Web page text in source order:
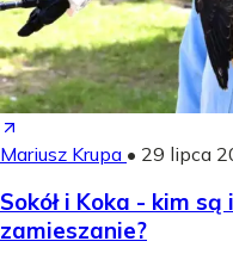
Mariusz Krupa • 29 lipca
Sokół i Koka - kim
zamieszanie?